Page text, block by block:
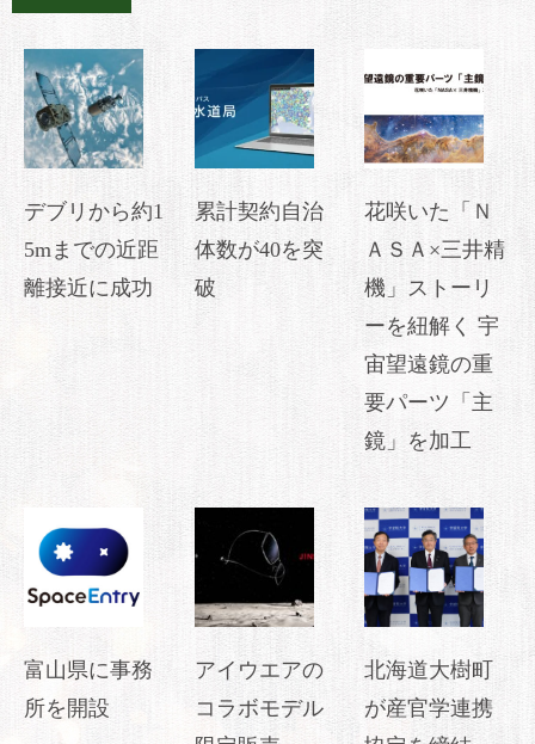
デブリから約1
5mまでの近距
離接近に成功
累計契約自治
体数が40を突
破
花咲いた「Ｎ
ＡＳＡ×三井精
機」ストーリ
ーを紐解く 宇
宙望遠鏡の重
要パーツ「主
鏡」を加工
富山県に事務
所を開設
アイウエアの
コラボモデル
北海道大樹町
が産官学連携